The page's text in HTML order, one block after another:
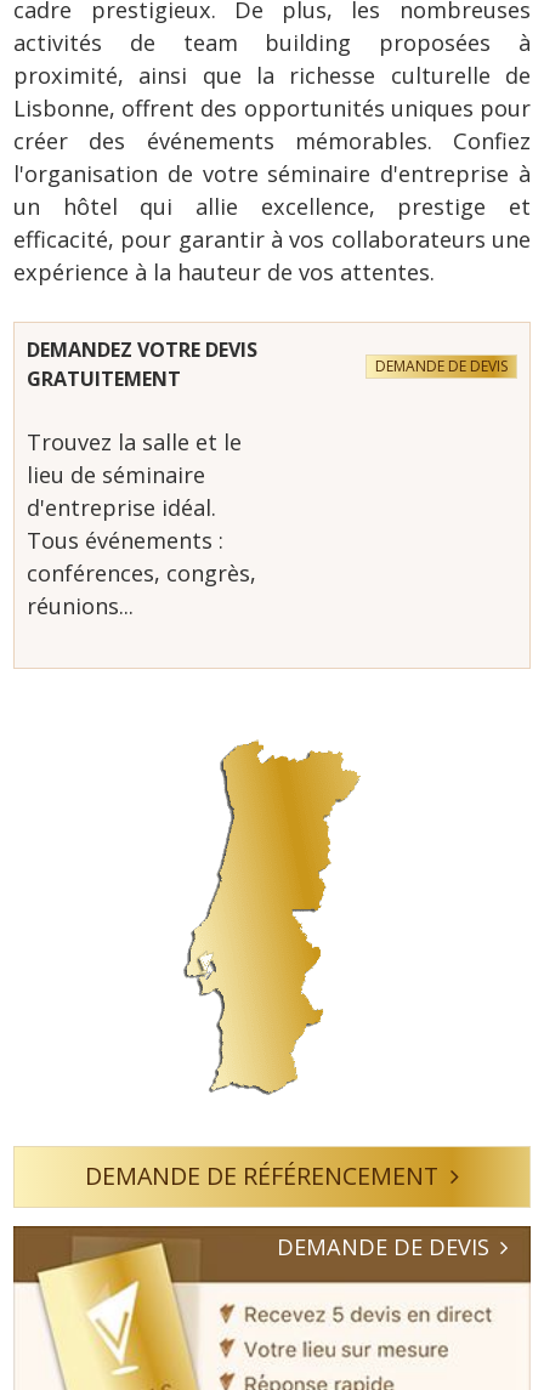
cadre prestigieux. De plus, les nombreuses
activités de team building proposées à
proximité, ainsi que la richesse culturelle de
Lisbonne, offrent des opportunités uniques pour
créer des événements mémorables. Confiez
l'organisation de votre séminaire d'entreprise à
un hôtel qui allie excellence, prestige et
efficacité, pour garantir à vos collaborateurs une
expérience à la hauteur de vos attentes.
DEMANDEZ VOTRE DEVIS
GRATUITEMENT
Trouvez la salle et le
lieu de séminaire
d'entreprise idéal.
Tous événements :
conférences, congrès,
réunions...
DEMANDE DE DEVIS
DEMANDE DE RÉFÉRENCEMENT
DEMANDE DE DEVIS